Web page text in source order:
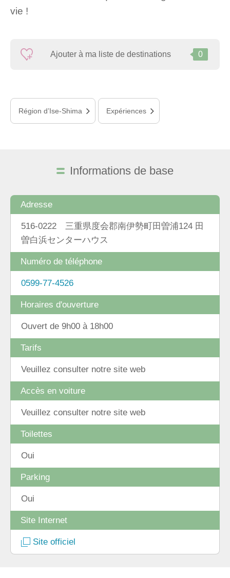
vie !
Ajouter à ma liste de destinations 0
Région d’Ise-Shima Expériences
Informations de base
Adresse
516-0222 三重県度会郡南伊勢町田曽浦124 田
曽白浜センターハウス
Numéro de téléphone
0599-77-4526
Horaires d'ouverture
Ouvert de 9h00 à 18h00
Tarifs
Veuillez consulter notre site web
Accès en voiture
Veuillez consulter notre site web
Toilettes
Oui
Parking
Oui
Site Internet
Site officiel